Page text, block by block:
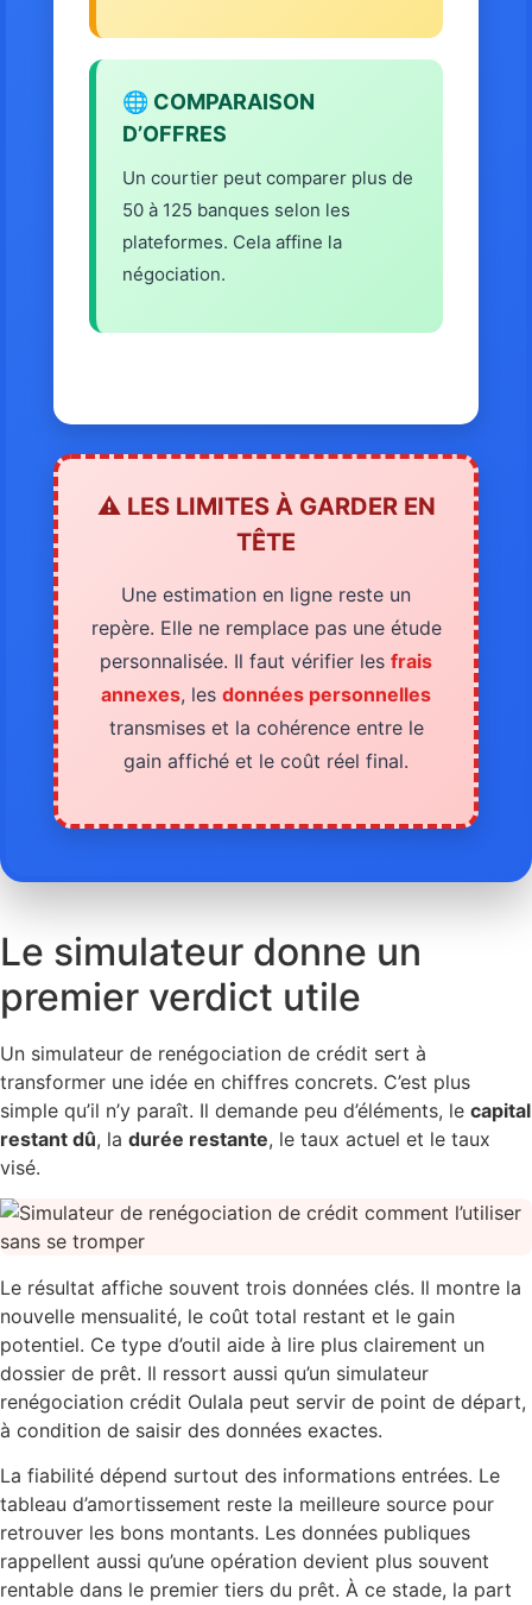
🌐 COMPARAISON
D’OFFRES
Un courtier peut comparer plus de
50 à 125 banques selon les
plateformes. Cela affine la
négociation.
⚠️ LES LIMITES À GARDER EN
TÊTE
Une estimation en ligne reste un
repère. Elle ne remplace pas une étude
personnalisée. Il faut vérifier les frais
annexes, les données personnelles
transmises et la cohérence entre le
gain affiché et le coût réel final.
Le simulateur donne un
premier verdict utile
Un simulateur de renégociation de crédit sert à
transformer une idée en chiffres concrets. C’est plus
simple qu’il n’y paraît. Il demande peu d’éléments, le capital
restant dû, la durée restante, le taux actuel et le taux
visé.
Le résultat affiche souvent trois données clés. Il montre la
nouvelle mensualité, le coût total restant et le gain
potentiel. Ce type d’outil aide à lire plus clairement un
dossier de prêt. Il ressort aussi qu’un simulateur
renégociation crédit Oulala peut servir de point de départ,
à condition de saisir des données exactes.
La fiabilité dépend surtout des informations entrées. Le
tableau d’amortissement reste la meilleure source pour
retrouver les bons montants. Les données publiques
rappellent aussi qu’une opération devient plus souvent
rentable dans le premier tiers du prêt. À ce stade, la part